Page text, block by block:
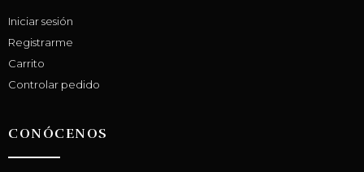
Iniciar sesión
Registrarme
Carrito
Controlar pedido
CONÓCENOS